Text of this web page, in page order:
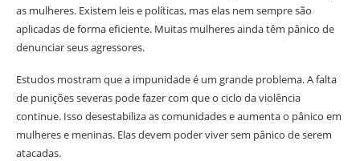
as mulheres. Existem leis e políticas, mas elas nem sempre são
aplicadas de forma eficiente. Muitas mulheres ainda têm pânico de
denunciar seus agressores.
Estudos mostram que a impunidade é um grande problema. A falta
de punições severas pode fazer com que o ciclo da violência
continue. Isso desestabiliza as comunidades e aumenta o pânico em
mulheres e meninas. Elas devem poder viver sem pânico de serem
atacadas.